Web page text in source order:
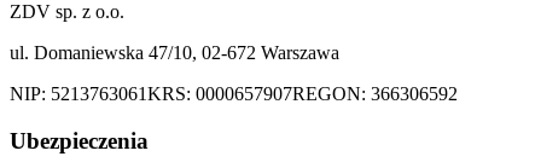
ZDV sp. z o.o.
ul. Domaniewska 47/10, 02-672 Warszawa
NIP: 5213763061KRS: 0000657907REGON: 366306592
Ubezpieczenia